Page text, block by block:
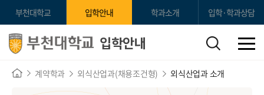
부천대학교 입학안내 학과소개 입학·학과상담
입학안내
계약학과 외식산업과(채용조건형) 외식산업과 소개